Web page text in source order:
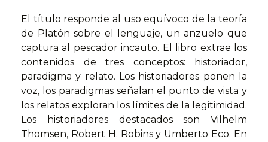
El título responde al uso equívoco de la teoría
de Platón sobre el lenguaje, un anzuelo que
captura al pescador incauto. El libro extrae los
contenidos de tres conceptos: historiador,
paradigma y relato. Los historiadores ponen la
voz, los paradigmas señalan el punto de vista y
los relatos exploran los límites de la legitimidad.
Los historiadores destacados son Vilhelm
Thomsen, Robert H. Robins y Umberto Eco. En